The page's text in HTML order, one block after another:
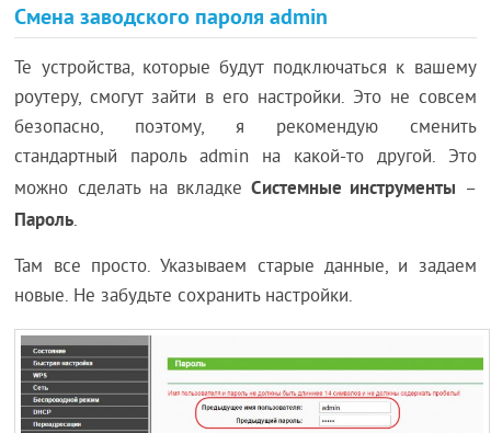
Смена заводского пароля admin
Те устройства, которые будут подключаться к вашему
роутеру, смогут зайти в его настройки. Это не совсем
безопасно, поэтому, я рекомендую сменить
стандартный пароль admin на какой-то другой. Это
можно сделать на вкладкеСистемные инструменты –
Пароль.
Там все просто. Указываем старые данные, и задаем
новые. Не забудьте сохранить настройки.